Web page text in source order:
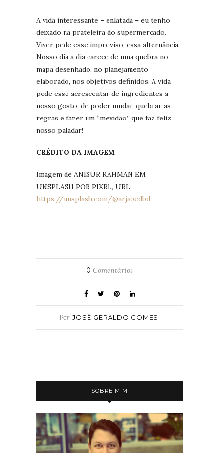
A vida interessante – enlatada – eu tenho
deixado na prateleira do supermercado.
Viver pede esse improviso, essa alternância.
Nosso dia a dia carece de uma quebra no
mapa desenhado, no planejamento
elaborado, nos objetivos definidos. A vida
pede esse acrescentar de ingredientes a
nosso gosto, de poder mudar, quebrar as
regras e fazer um “mexidão” que faz feliz
nosso paladar!
CRÉDITO DA IMAGEM
Imagem de ANISUR RAHMAN EM
UNSPLASH POR PIXRL, URL:
https://unsplash.com/@arjabedbd
0 Comentários
Por JOSÉ GERALDO GOMES
SOBRE MIM